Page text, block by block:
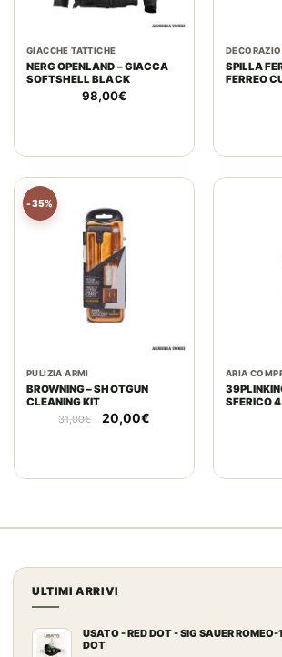
GIACCHE TATTICHE
NERG OPENLAND – GIACCA
SOFTSHELL BLACK
98,00€
SPILLA
FERREO
-35%
PULIZIA ARMI
BROWNING – SHOTGUN
CLEANING KIT
31,00€
Il
prezzo
20,00€Il
20,00€.
ARIA
SFERICO
ULTIMI ARRIVI
USATO - RED DOT - SIG SAUER
DOT